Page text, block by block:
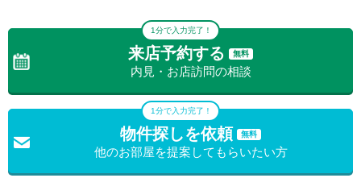
1分で入力完了！
来店予約する 無料
内見・お店訪問の相談
1分で入力完了！
物件探しを依頼 無料
他のお部屋を提案してもらいたい方